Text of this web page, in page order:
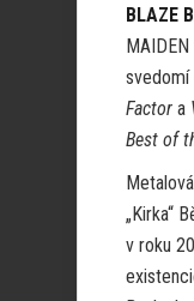
BLAZE
Factor a
Best of
„Kirka“
v roku